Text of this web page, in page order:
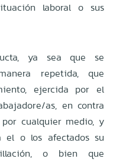
laboral o sus
ya sea que se
repetida, que
ejercida por el
as, en contra
cualquier medio, y
el o los afectados su
o bien que